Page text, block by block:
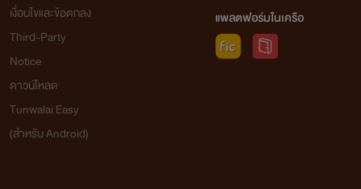
เงื่อนไขและข้อตกลง
Third-Party
Notice
ดาวน์โหลด
Tunwalai Easy
(สำหรับ Android)
แพลตฟอร์มในเครือ